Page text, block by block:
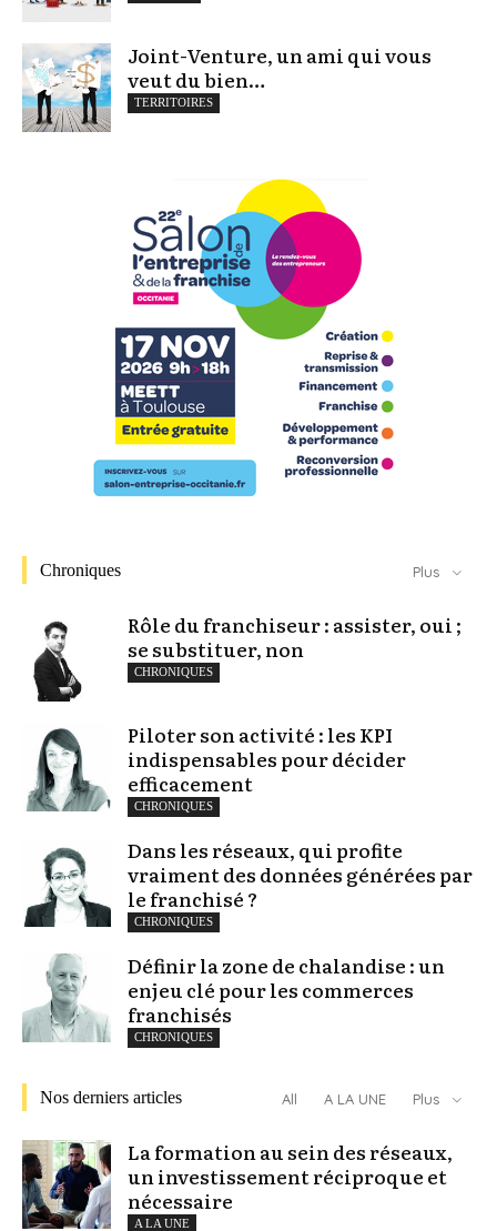
Joint-Venture, un ami qui vous
veut du bien…
TERRITOIRES
Chroniques Plus
Rôle du franchiseur : assister, oui ;
se substituer, non
CHRONIQUES
Piloter son activité : les KPI
indispensables pour décider
efficacement
CHRONIQUES
Dans les réseaux, qui profite
vraiment des données générées par
le franchisé ?
CHRONIQUES
Définir la zone de chalandise : un
enjeu clé pour les commerces
franchisés
CHRONIQUES
Nos derniers articles All A LA UNE Plus
La formation au sein des réseaux,
un investissement réciproque et
nécessaire
A LA UNE